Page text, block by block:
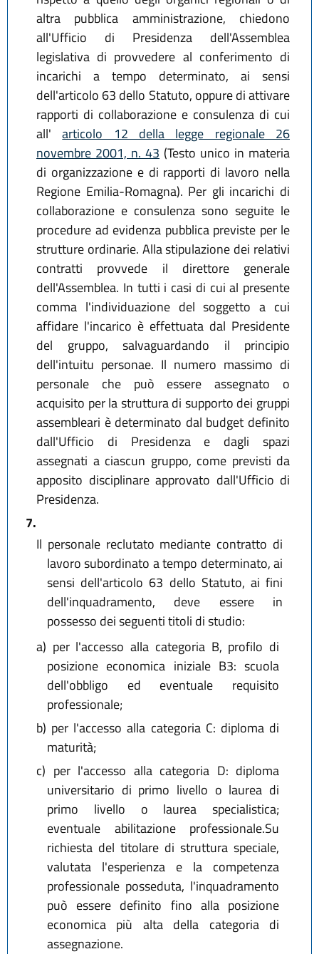
altra pubblica amministrazione, chiedono
all'Ufficio di Presidenza dell'Assemblea
legislativa di provvedere al conferimento di
incarichi a tempo determinato, ai sensi
dell'articolo 63 dello Statuto, oppure di attivare
rapporti di collaborazione e consulenza di cui
all'articolo 12 della legge regionale 26
novembre 2001, n. 43 (Testo unico in materia
di organizzazione e di rapporti di lavoro nella
Regione Emilia-Romagna). Per gli incarichi di
collaborazione e consulenza sono seguite le
procedure ad evidenza pubblica previste per le
strutture ordinarie. Alla stipulazione dei relativi
contratti provvede il direttore generale
dell'Assemblea. In tutti i casi di cui al presente
comma l'individuazione del soggetto a cui
affidare l'incarico è effettuata dal Presidente
del gruppo, salvaguardando il principio
dell'intuitu personae. Il numero massimo di
personale che può essere assegnato o
acquisito per la struttura di supporto dei gruppi
assembleari è determinato dal budget definito
dall'Ufficio di Presidenza e dagli spazi
assegnati a ciascun gruppo, come previsti da
apposito disciplinare approvato dall'Ufficio di
Presidenza.
7.
Il personale reclutato mediante contratto di
lavoro subordinato a tempo determinato, ai
sensi dell'articolo 63 dello Statuto, ai fini
dell'inquadramento, deve essere in
possesso dei seguenti titoli di studio:
a) per l'accesso alla categoria B, profilo di
posizione economica iniziale B3: scuola
dell'obbligo ed eventuale requisito
professionale;
b) per l'accesso alla categoria C: diploma di
maturità;
c) per l'accesso alla categoria D: diploma
universitario di primo livello o laurea di
primo livello o laurea specialistica;
eventuale abilitazione professionale.Su
richiesta del titolare di struttura speciale,
valutata l'esperienza e la competenza
professionale posseduta, l'inquadramento
può essere definito fino alla posizione
economica più alta della categoria di
assegnazione.